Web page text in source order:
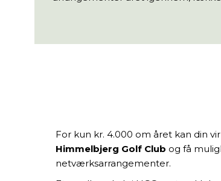
For kun kr. 4.000 om året kan din
Himmelbjerg Golf Club og få
netværksarrangementer.